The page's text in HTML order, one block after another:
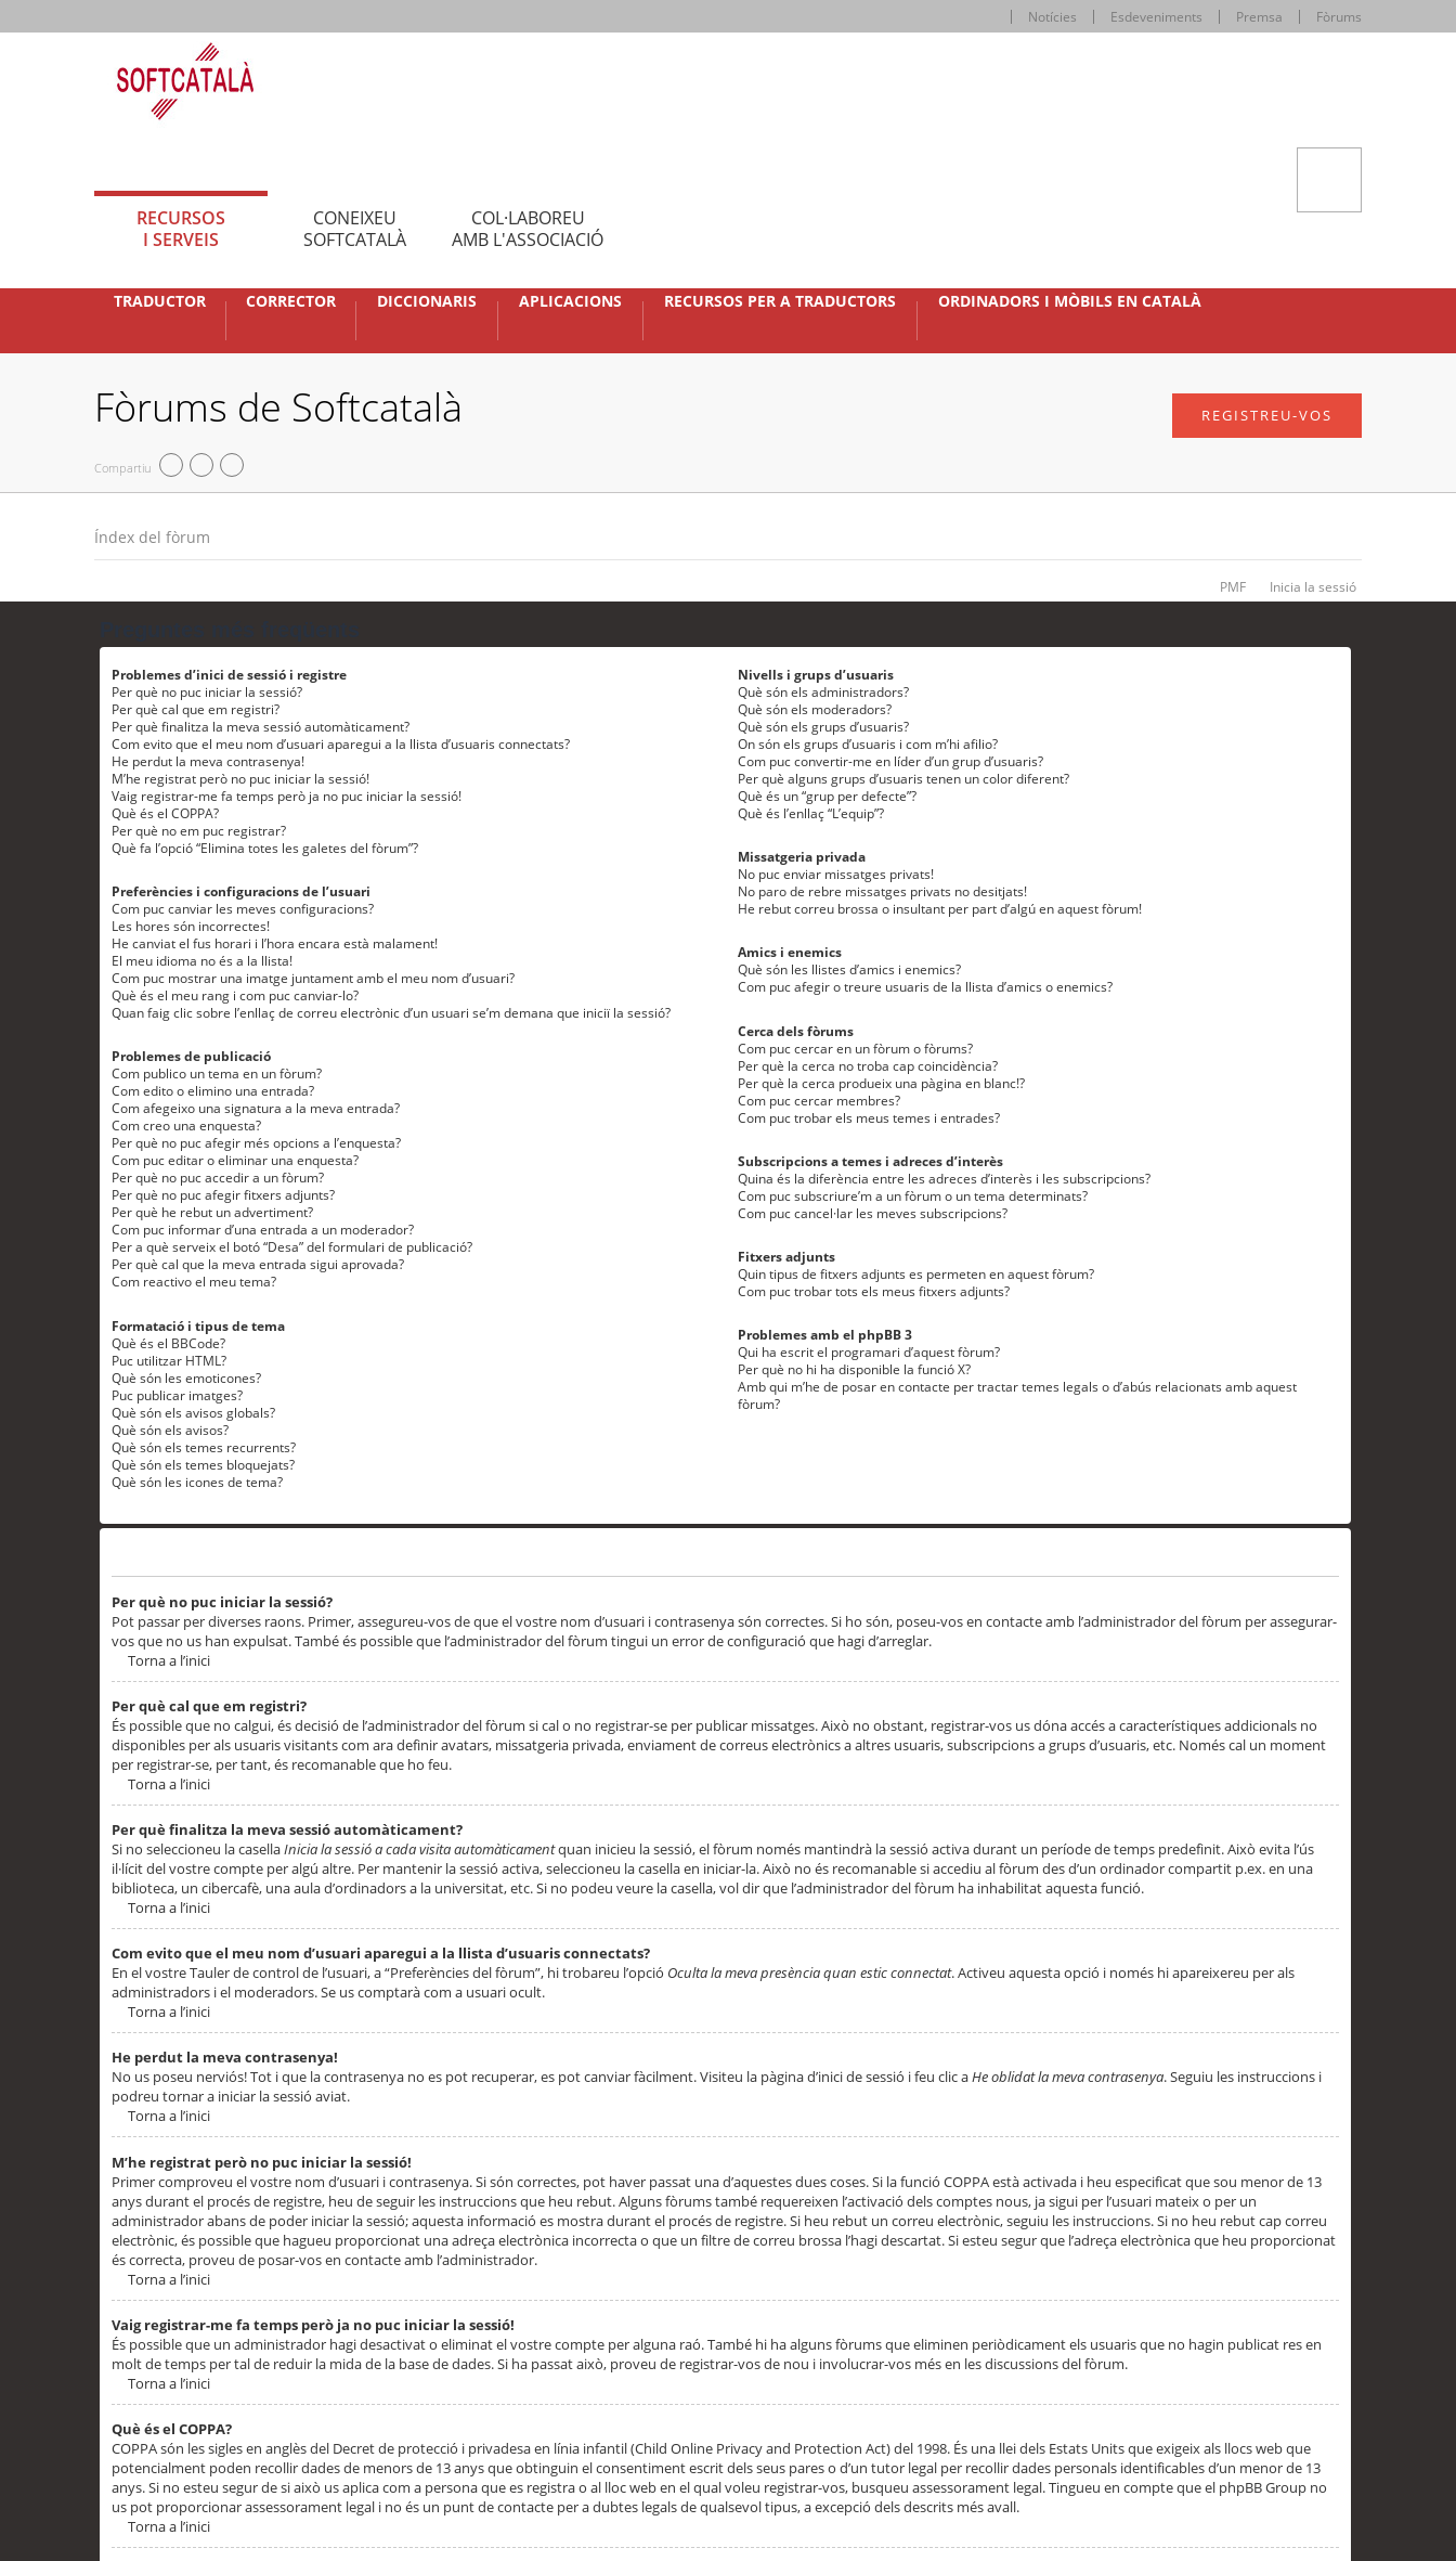
Notícies Esdeveniments Premsa Fòrums
RECURSOS
I SERVEIS
CONEIXEU
SOFTCATALÀ
COL·LABOREU
AMB L'ASSOCIACIÓ
TRADUCTOR CORRECTOR DICCIONARIS APLICACIONS RECURSOS PER A TRADUCTORS ORDINADORS I MÒBILS EN CATALÀ
Fòrums de Softcatalà
Compartiu
REGISTREU-VOS
Índex del fòrum
PMF Inicia la sessió
Problemes d’inici de sessió i registre
Per què no puc iniciar la sessió?
Per què cal que em registri?
Per què finalitza la meva sessió automàticament?
Com evito que el meu nom d’usuari aparegui a la llista d’usuaris connectats?
He perdut la meva contrasenya!
M’he registrat però no puc iniciar la sessió!
Vaig registrar-me fa temps però ja no puc iniciar la sessió!
Què és el COPPA?
Per què no em puc registrar?
Què fa l’opció “Elimina totes les galetes del fòrum”?
Preferències i configuracions de l’usuari
Com puc canviar les meves configuracions?
Les hores són incorrectes!
He canviat el fus horari i l’hora encara està malament!
El meu idioma no és a la llista!
Com puc mostrar una imatge juntament amb el meu nom d’usuari?
Què és el meu rang i com puc canviar-lo?
Quan faig clic sobre l’enllaç de correu electrònic d’un usuari se’m demana que iniciï la sessió?
Problemes de publicació
Com publico un tema en un fòrum?
Com edito o elimino una entrada?
Com afegeixo una signatura a la meva entrada?
Com creo una enquesta?
Per què no puc afegir més opcions a l’enquesta?
Com puc editar o eliminar una enquesta?
Per què no puc accedir a un fòrum?
Per què no puc afegir fitxers adjunts?
Per què he rebut un advertiment?
Com puc informar d’una entrada a un moderador?
Per a què serveix el botó “Desa” del formulari de publicació?
Per què cal que la meva entrada sigui aprovada?
Com reactivo el meu tema?
Formatació i tipus de tema
Què és el BBCode?
Puc utilitzar HTML?
Què són les emoticones?
Puc publicar imatges?
Què són els avisos globals?
Què són els avisos?
Què són els temes recurrents?
Què són els temes bloquejats?
Què són les icones de tema?
Nivells i grups d’usuaris
Què són els administradors?
Què són els moderadors?
Què són els grups d’usuaris?
On són els grups d’usuaris i com m’hi afilio?
Com puc convertir-me en líder d’un grup d’usuaris?
Per què alguns grups d’usuaris tenen un color diferent?
Què és un “grup per defecte”?
Què és l’enllaç “L’equip”?
Missatgeria privada
No puc enviar missatges privats!
No paro de rebre missatges privats no desitjats!
He rebut correu brossa o insultant per part d’algú en aquest fòrum!
Amics i enemics
Què són les llistes d’amics i enemics?
Com puc afegir o treure usuaris de la llista d’amics o enemics?
Cerca dels fòrums
Com puc cercar en un fòrum o fòrums?
Per què la cerca no troba cap coincidència?
Per què la cerca produeix una pàgina en blanc!?
Com puc cercar membres?
Com puc trobar els meus temes i entrades?
Subscripcions a temes i adreces d’interès
Quina és la diferència entre les adreces d’interès i les subscripcions?
Com puc subscriure’m a un fòrum o un tema determinats?
Com puc cancel·lar les meves subscripcions?
Fitxers adjunts
Quin tipus de fitxers adjunts es permeten en aquest fòrum?
Com puc trobar tots els meus fitxers adjunts?
Problemes amb el phpBB 3
Qui ha escrit el programari d’aquest fòrum?
Per què no hi ha disponible la funció X?
Amb qui m’he de posar en contacte per tractar temes legals o d’abús relacionats amb aquest
fòrum?
Per què no puc iniciar la sessió?
Pot passar per diverses raons. Primer, assegureu-vos de que el vostre nom d’usuari i contrasenya són correctes. Si ho són, poseu-vos en contacte amb l’administrador del fòrum per assegurar-
vos que no us han expulsat. També és possible que l’administrador del fòrum tingui un error de configuració que hagi d’arreglar.
Torna a l’inici
Per què cal que em registri?
És possible que no calgui, és decisió de l’administrador del fòrum si cal o no registrar-se per publicar missatges. Això no obstant, registrar-vos us dóna accés a característiques addicionals no
disponibles per als usuaris visitants com ara definir avatars, missatgeria privada, enviament de correus electrònics a altres usuaris, subscripcions a grups d’usuaris, etc. Només cal un moment
per registrar-se, per tant, és recomanable que ho feu.
Torna a l’inici
Per què finalitza la meva sessió automàticament?
Si no seleccioneu la casellaInicia la sessió a cada visita automàticamentquan inicieu la sessió, el fòrum només mantindrà la sessió activa durant un període de temps predefinit. Això evita l’ús
il·lícit del vostre compte per algú altre. Per mantenir la sessió activa, seleccioneu la casella en iniciar-la. Això no és recomanable si accediu al fòrum des d’un ordinador compartit p.ex. en una
biblioteca, un cibercafè, una aula d’ordinadors a la universitat, etc. Si no podeu veure la casella, vol dir que l’administrador del fòrum ha inhabilitat aquesta funció.
Torna a l’inici
Com evito que el meu nom d’usuari aparegui a la llista d’usuaris connectats?
En el vostre Tauler de control de l’usuari, a “Preferències del fòrum”, hi trobareu l’opció Oculta la meva presència quan estic connectat. Activeu aquesta opció i només hi apareixereu per als
administradors i el moderadors. Se us comptarà com a usuari ocult.
Torna a l’inici
He perdut la meva contrasenya!
No us poseu nerviós! Tot i que la contrasenya no es pot recuperar, es pot canviar fàcilment. Visiteu la pàgina d’inici de sessió i feu clic aHe oblidat la meva contrasenya. Seguiu les instruccions i
podreu tornar a iniciar la sessió aviat.
Torna a l’inici
M’he registrat però no puc iniciar la sessió!
Primer comproveu el vostre nom d’usuari i contrasenya. Si són correctes, pot haver passat una d’aquestes dues coses. Si la funció COPPA està activada i heu especificat que sou menor de 13
anys durant el procés de registre, heu de seguir les instruccions que heu rebut. Alguns fòrums també requereixen l’activació dels comptes nous, ja sigui per l’usuari mateix o per un
administrador abans de poder iniciar la sessió; aquesta informació es mostra durant el procés de registre. Si heu rebut un correu electrònic, seguiu les instruccions. Si no heu rebut cap correu
electrònic, és possible que hagueu proporcionat una adreça electrònica incorrecta o que un filtre de correu brossa l’hagi descartat. Si esteu segur que l’adreça electrònica que heu proporcionat
és correcta, proveu de posar-vos en contacte amb l’administrador.
Torna a l’inici
Vaig registrar-me fa temps però ja no puc iniciar la sessió!
És possible que un administrador hagi desactivat o eliminat el vostre compte per alguna raó. També hi ha alguns fòrums que eliminen periòdicament els usuaris que no hagin publicat res en
molt de temps per tal de reduir la mida de la base de dades. Si ha passat això, proveu de registrar-vos de nou i involucrar-vos més en les discussions del fòrum.
Torna a l’inici
Què és el COPPA?
COPPA són les sigles en anglès del Decret de protecció i privadesa en línia infantil (Child Online Privacy and Protection Act) del 1998. És una llei dels Estats Units que exigeix als llocs web que
potencialment poden recollir dades de menors de 13 anys que obtinguin el consentiment escrit dels seus pares o d’un tutor legal per recollir dades personals identificables d’un menor de 13
anys. Si no esteu segur de si això us aplica com a persona que es registra o al lloc web en el qual voleu registrar-vos, busqueu assessorament legal. Tingueu en compte que el phpBB Group no
us pot proporcionar assessorament legal i no és un punt de contacte per a dubtes legals de qualsevol tipus, a excepció dels descrits més avall.
Torna a l’inici